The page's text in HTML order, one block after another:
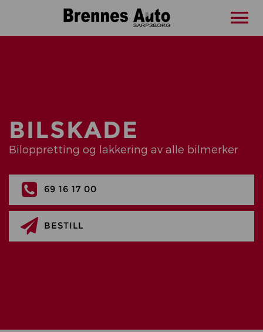
BILSKADE
Biloppretting og lakkering av alle bilmerker
69 16 17 00
BESTILL